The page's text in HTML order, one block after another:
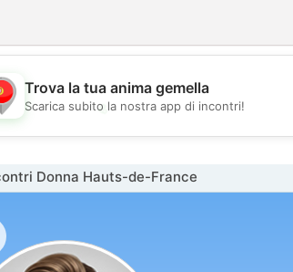
💖
Trova la tua anima gemella
Scarica subito la nostra app di incontri!
Donna Hauts-de-France